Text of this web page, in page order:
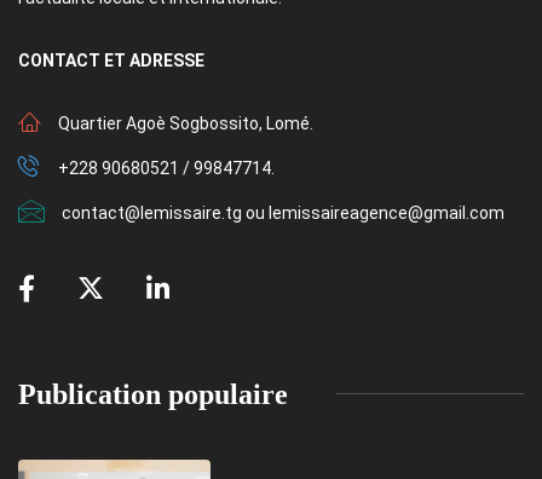
CONTACT ET ADRESSE
Quartier Agoè Sogbossito, Lomé.
+228 90680521 / 99847714.
contact@lemissaire.tg ou lemissaireagence@gmail.com
Publication populaire